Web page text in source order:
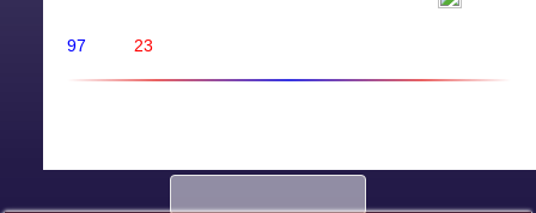
97 23